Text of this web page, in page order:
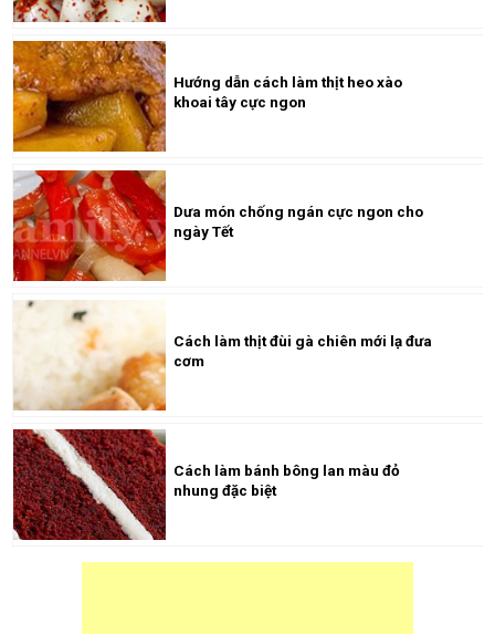
Hướng dẫn cách làm thịt heo xào
khoai tây cực ngon
Dưa món chống ngán cực ngon cho
ngày Tết
Cách làm thịt đùi gà chiên mới lạ đưa
cơm
Cách làm bánh bông lan màu đỏ
nhung đặc biệt